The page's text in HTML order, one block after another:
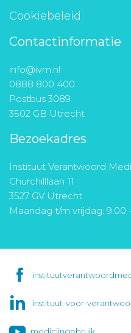
Cookiebeleid
Contactinformatie
info@ivm.nl
0888 800 400
Postbus 3089
3502 GB Utrecht
Bezoekadres
Instituut Verantwoord
Churchilllaan 11
3527 GV Utrecht
Maandag t/m vrijdag: 9.00
instituut-voor-